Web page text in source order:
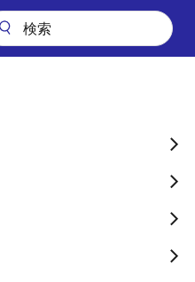
トに関する
合せやフィードバック